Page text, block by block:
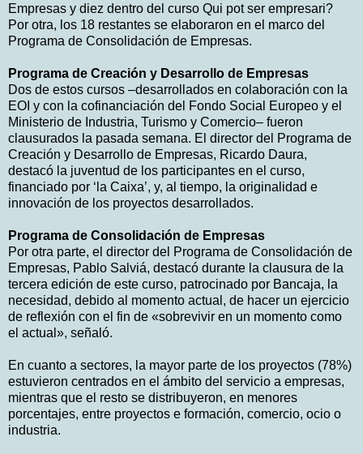
Empresas y diez dentro del curso Qui pot ser empresari?
Por otra, los 18 restantes se elaboraron en el marco del
Programa de Consolidación de Empresas.
Programa de Creación y Desarrollo de Empresas
Dos de estos cursos –desarrollados en colaboración con la
EOI y con la cofinanciación del Fondo Social Europeo y el
Ministerio de Industria, Turismo y Comercio– fueron
clausurados la pasada semana. El director del Programa de
Creación y Desarrollo de Empresas, Ricardo Daura,
destacó la juventud de los participantes en el curso,
financiado por ‘la Caixa’, y, al tiempo, la originalidad e
innovación de los proyectos desarrollados.
Programa de Consolidación de Empresas
Por otra parte, el director del Programa de Consolidación de
Empresas, Pablo Salviá, destacó durante la clausura de la
tercera edición de este curso, patrocinado por Bancaja, la
necesidad, debido al momento actual, de hacer un ejercicio
de reflexión con el fin de «sobrevivir en un momento como
el actual», señaló.
En cuanto a sectores, la mayor parte de los proyectos (78%)
estuvieron centrados en el ámbito del servicio a empresas,
mientras que el resto se distribuyeron, en menores
porcentajes, entre proyectos e formación, comercio, ocio o
industria.